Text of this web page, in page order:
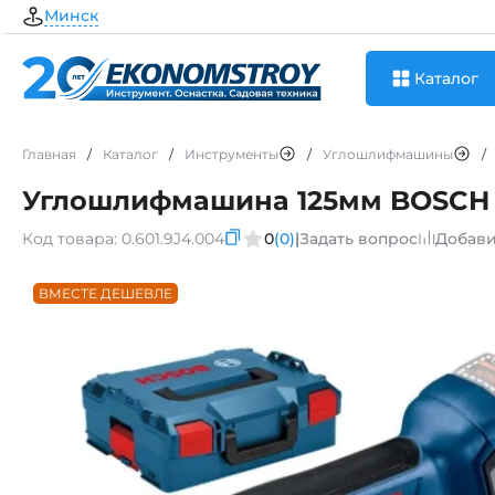
Минск
Каталог
Главная / Каталог / Инструменты / Углошлифмашины /
Углошлифмашина 125мм BOSCH
Код товара: 0.601.9J4.004 0(0)|Задать вопрос
ВМЕСТЕ ДЕШЕВЛЕ